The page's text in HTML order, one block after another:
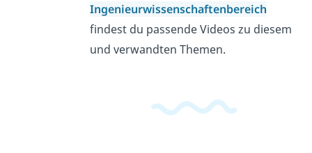
Ingenieurwissenschaftenbereich
findest du passende Videos zu diesem
und verwandten Themen.